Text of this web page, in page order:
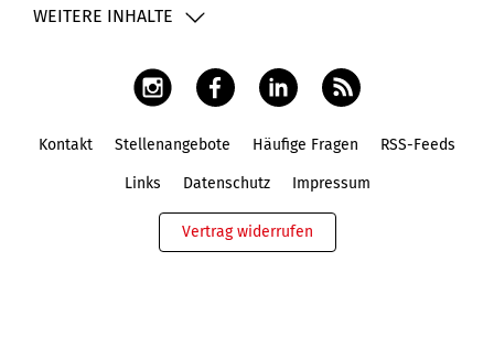
WEITERE INHALTE
Kontakt Stellenangebote Häufige Fragen RSS-Feeds
Links Datenschutz Impressum
Vertrag widerrufen